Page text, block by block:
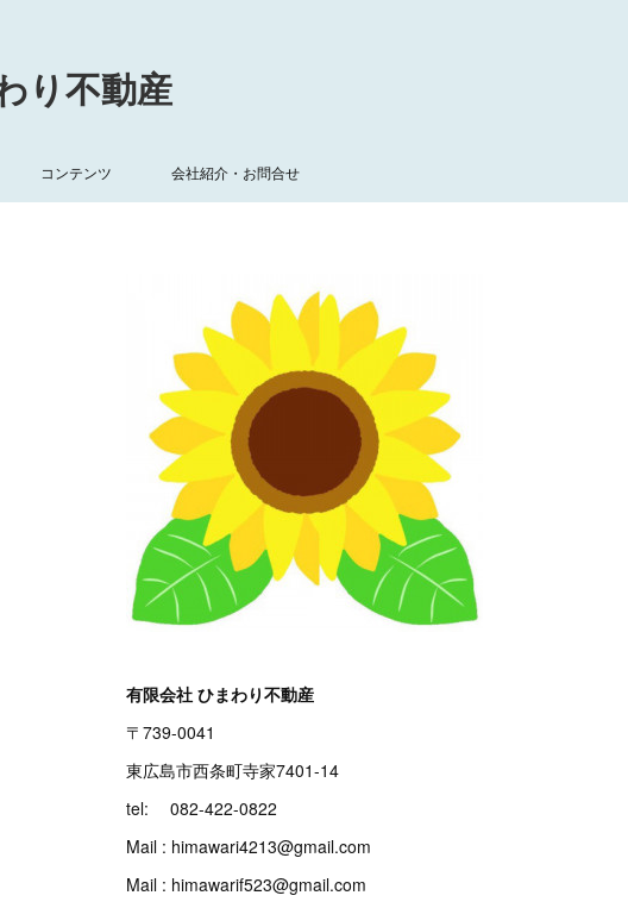
り不動産
コンテンツ 会社紹介・お問合せ
有限会社 ひまわり不動産
〒739-0041
東広島市西条町寺家7401-14
tel: 082-422-0822
Mail : himawari4213@gmail.com
Mail : himawarif523@gmail.com